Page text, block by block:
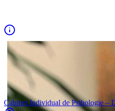
Cabinet Individual de Psihologie –